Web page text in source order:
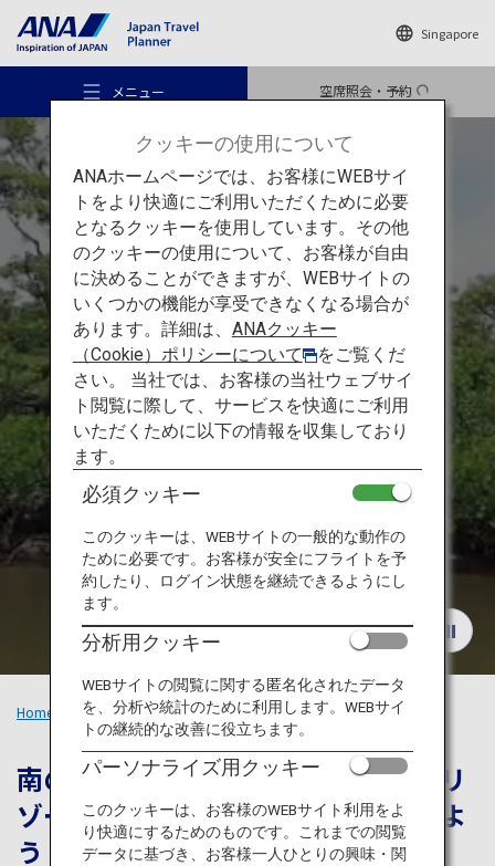
Singapore
メニュー 空席照会・予約
おすすめの旅
旅のアイデア
行き先
旅のお役立ち情報
ANA サービス
沖縄の離島
石垣島・竹富島・西表島：
日本の熱帯の島々
Home おすすめの旅 沖縄の離島
南の島の自然を体験したり、最高級リ
ゾートでリラックスした時を堪能しよ
う
クッキーの使用について
ANAホームページでは、お客様にWEBサイ
トをより快適にご利用いただくために必要
となるクッキーを使用しています。その他
のクッキーの使用について、お客様が自由
に決めることができますが、WEBサイトの
いくつかの機能が享受できなくなる場合が
あります。詳細は、 ANAクッキー
（Cookie）ポリシーについて
をご覧くだ
さい。 当社では、お客様の当社ウェブサイ
ト閲覧に際して、サービスを快適にご利用
いただくために以下の情報を収集しており
ます。
必須クッキー
このクッキーは、WEBサイトの一般的な動作の
ために必要です。お客様が安全にフライトを予
約したり、ログイン状態を継続できるようにし
ます。
分析用クッキー
WEBサイトの閲覧に関する匿名化されたデータ
を、分析や統計のために利用します。WEBサイ
トの継続的な改善に役立ちます。
パーソナライズ用クッキー
このクッキーは、お客様のWEBサイト利用をよ
り快適にするためのものです。これまでの閲覧
データに基づき、お客様一人ひとりの興味・関